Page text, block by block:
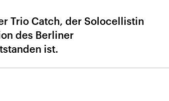
Trio Catch, der Solocellistin
des Berliner
ist.